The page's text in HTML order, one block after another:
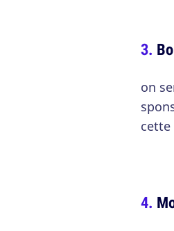
on
cette